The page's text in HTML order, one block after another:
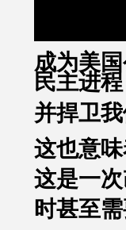
成为美
民主进程
并捍卫
这也意
这是一
时甚至